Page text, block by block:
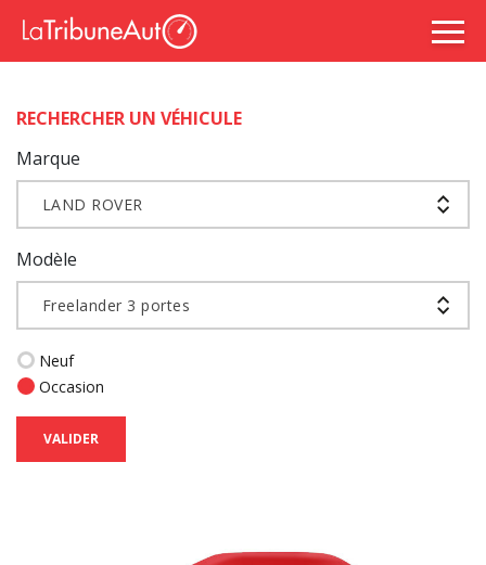
RECHERCHER UN VÉHICULE
Marque
LAND ROVER
Modèle
Freelander 3 portes
Neuf
Occasion
VALIDER